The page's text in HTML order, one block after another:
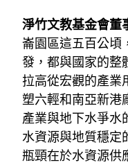
淨竹文教基金會董
崙園區這五百公頃
發，都與國家的整
拉高從宏觀的產業
塑六輕和南亞新港
產業與地下水爭水
水資源與地質穩定
瓶頸在於水資源供